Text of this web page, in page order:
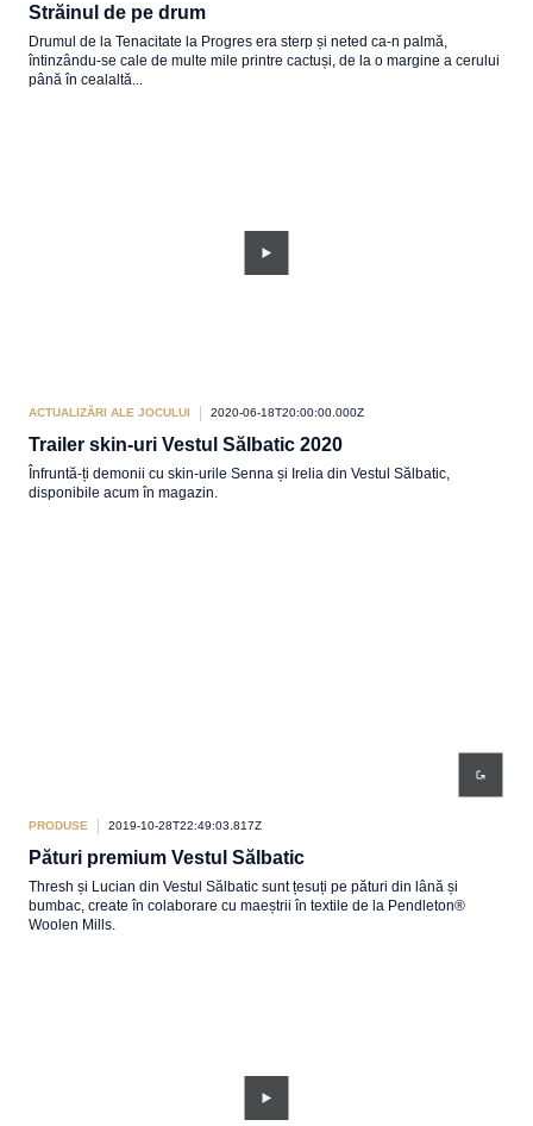
Străinul de pe drum
Drumul de la Tenacitate la Progres era sterp și neted ca-n palmă,
întinzându-se cale de multe mile printre cactuși, de la o margine a cerului
până în cealaltă...
ACTUALIZĂRI ALE JOCULUI 2020-06-18T20:00:00.000Z
Trailer skin-uri Vestul Sălbatic 2020
Înfruntă-ți demonii cu skin-urile Senna și Irelia din Vestul Sălbatic,
disponibile acum în magazin.
PRODUSE 2019-10-28T22:49:03.817Z
Pături premium Vestul Sălbatic
Thresh și Lucian din Vestul Sălbatic sunt țesuți pe pături din lână și
bumbac, create în colaborare cu maeștrii în textile de la Pendleton®
Woolen Mills.